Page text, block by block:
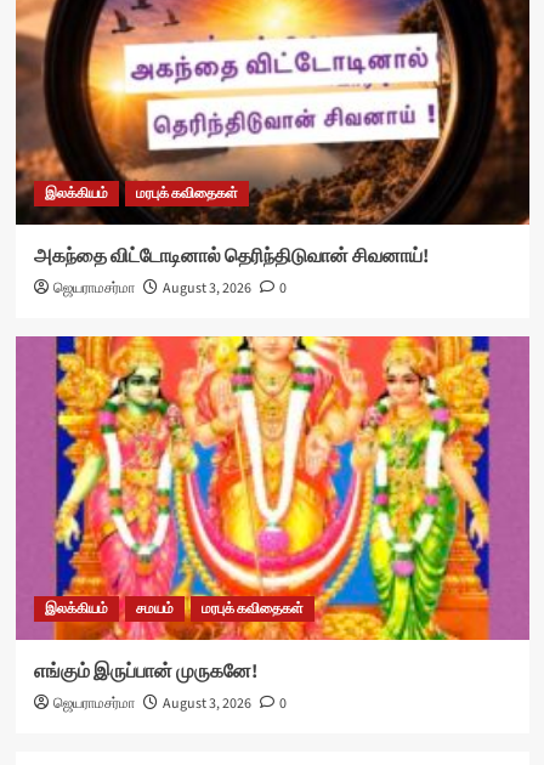
இலக்கியம் மரபுக் கவிதைகள்
அகந்தை விட்டோடினால் தெரிந்திடுவான் சிவனாய்!
ஜெயராமசர்மா August 3, 2026 0
இலக்கியம் சமயம் மரபுக் கவிதைகள்
எங்கும் இருப்பான் முருகனே!
ஜெயராமசர்மா August 3, 2026 0